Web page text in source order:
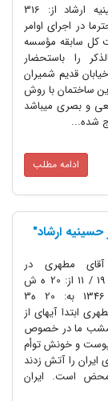
درباره: موسسه حسینیه ارشاد از: 316
47 محترما در اجراى اوامر
سابقه مؤسسه
را باستحضار
قدیم شمیران
ساختمان با روش
و بصرى میباشد
ادامه مطلب
ارشاد"
مطهرى در
حسینیه ارشاد مورخه 19 / 11 از: 20 ه ش
مطهرى ابتدا آیه‏اى از
ما در خصوص
و خونش توأم
را آتش زدند
است. ایران